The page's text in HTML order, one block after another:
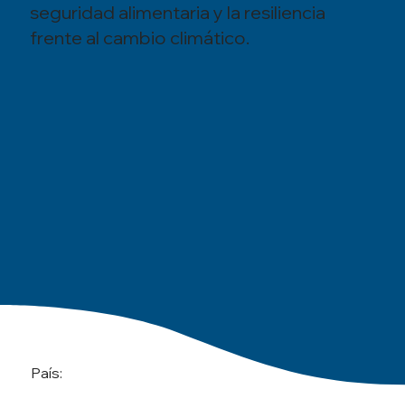
seguridad alimentaria y la resiliencia
frente al cambio climático.
País: